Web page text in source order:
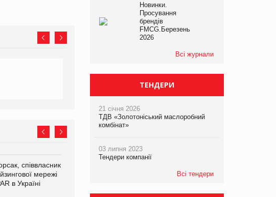
співвласник
мережі
в Україні
виробництва
компанії «УкраМарин»
Новинки.
Просування
брендів
FMCG.Березень
2026
Всі журнали
ТЕНДЕРИ
21 січня 2026
ТДВ «Золотоніський маслоробний
комбінат»
03 липня 2023
Тендери компанії
Всі тендери